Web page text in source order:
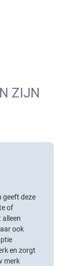
ZIJN
geeft deze
of
ook
en zorgt
merk